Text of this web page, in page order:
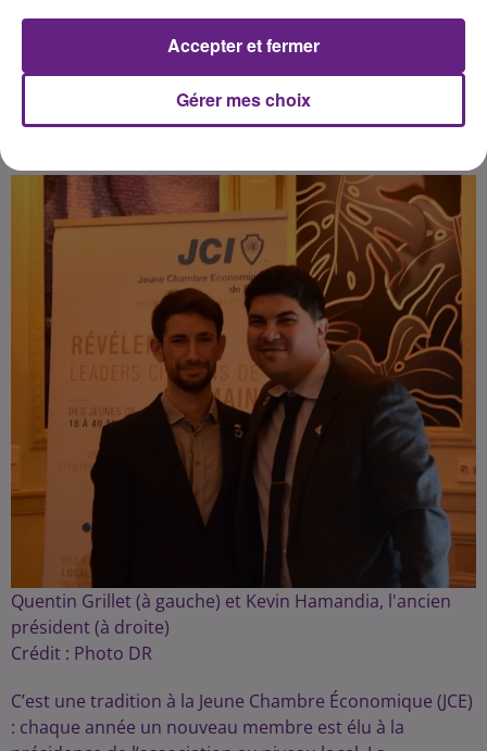
rassemble des citoyens engagés
pour leur territoire de 18 à 40 ans.
Publié : 22 janvier 2024 à 13h00 par la rédaction
Quentin Grillet (à gauche) et Kevin Hamandia, l'ancien
président (à droite)
Crédit : Photo DR
C’est une tradition à la Jeune Chambre Économique (JCE)
: chaque année un nouveau membre est élu à la
Gérer mes choix
Accepter et fermer